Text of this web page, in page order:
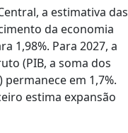
a estimativa das
da economia
1,98%. Para 2027, a
(PIB, a soma dos
em 1,7%.
estima expansão